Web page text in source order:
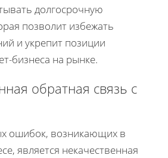
долгосрочную
позволит избежать
и укрепит позиции
бизнеса на рынке.
обратная связь с
ошибок, возникающих в
является некачественная